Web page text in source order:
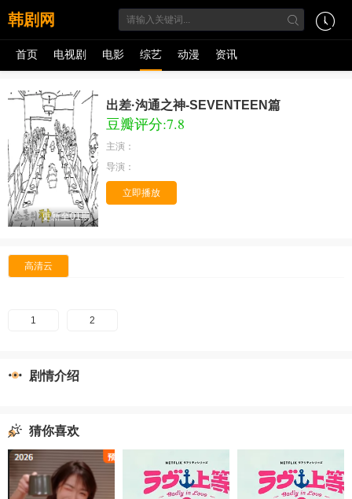
韩剧网
首页 电视剧 电影 综艺 动漫 资讯
更新至01期
出差·沟通之神-SEVENTEEN篇
豆瓣评分:7.8
主演：
导演：
立即播放
高清云
1 2
剧情介绍
猜你喜欢